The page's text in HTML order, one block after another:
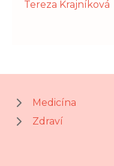
Tereza Krajníková
Medicína
Zdraví